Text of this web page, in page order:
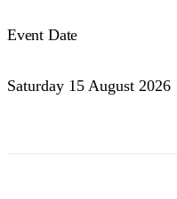
Event Date
Saturday 15 August 2026